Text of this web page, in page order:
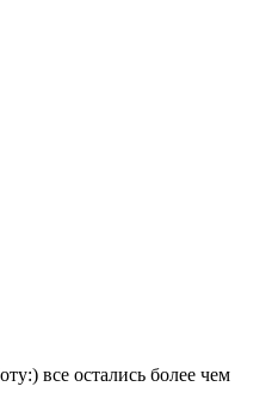
все остались более чем